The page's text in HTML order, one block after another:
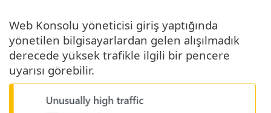
Web Konsolu yöneticisi giriş yaptığında
yönetilen bilgisayarlardan gelen alışılmadık
derecede yüksek trafikle ilgili bir pencere
uyarısı görebilir.